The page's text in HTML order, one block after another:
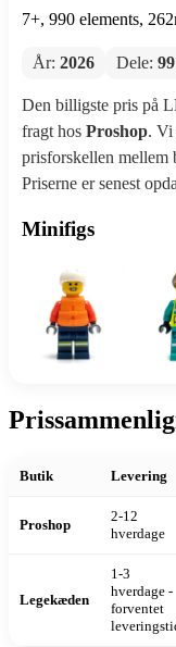
7+, 990 elements,
År: 2026 Dele:
Den billigste pris på
fragt hos Proshop. Vi
prisforskellen mellem
Priserne er senest
Minifigs
Butik Levering
Proshop
2-12
hverdage
Legekæden
1-3
hverdage -
forventet